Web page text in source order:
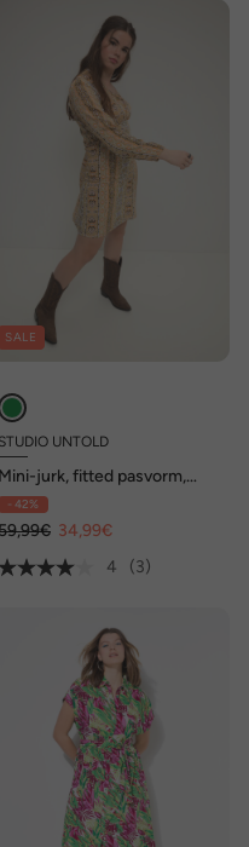
SALE
STUDIO UNTOLD
Mini-jurk, fitted pasvorm,
met strepen,
mouwen
- 42%
34,99€
4
(3)